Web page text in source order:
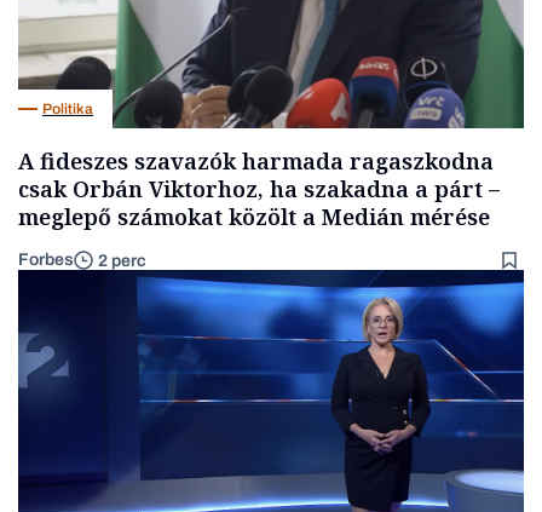
Politika
A fideszes szavazók harmada ragaszkodna
csak Orbán Viktorhoz, ha szakadna a párt –
meglepő számokat közölt a Medián mérése
Forbes 2 perc